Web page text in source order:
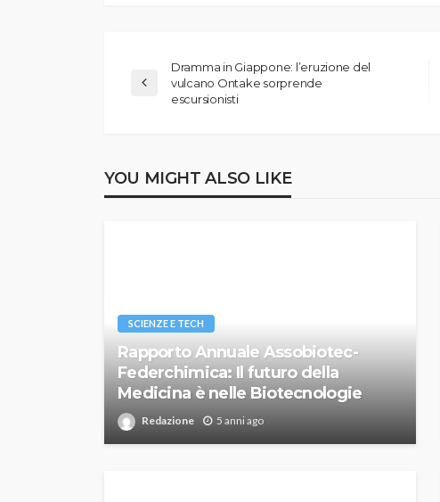
Dramma in Giappone: l’eruzione del
vulcano Ontake sorprende
escursionisti
YOU MIGHT ALSO LIKE
SCIENZE E TECH
Rapporto Annuale Assobiotec-
Federchimica: Il futuro della
Medicina è nelle Biotecnologie
Redazione 5 anni ago